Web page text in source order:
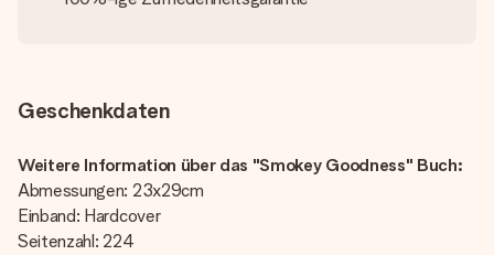
Geschenkdaten
Weitere Information über das "Smokey Goodness" Buch:
Abmessungen: 23x29cm
Einband: Hardcover
Seitenzahl: 224